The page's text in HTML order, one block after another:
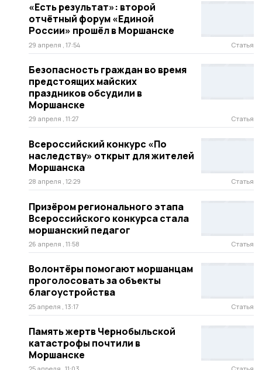
«Есть результат»: второй
отчётный форум «Единой
России» прошёл в Моршанске
29 апреля , 17:54 Статья
Безопасность граждан во время
предстоящих майских
праздников обсудили в
Моршанске
29 апреля , 11:27 Статья
Всероссийский конкурс «По
наследству» открыт для жителей
Моршанска
28 апреля , 12:29 Статья
Призёром регионального этапа
Всероссийского конкурса стала
моршанский педагог
26 апреля , 11:58 Статья
Волонтёры помогают моршанцам
проголосовать за объекты
благоустройства
25 апреля , 13:17 Статья
Память жертв Чернобыльской
катастрофы почтили в
Моршанске